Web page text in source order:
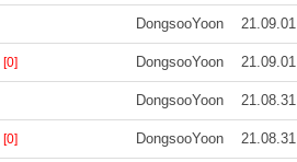
DongsooYoon 21.09.01
[0] DongsooYoon 21.09.01
DongsooYoon 21.08.31
[0] DongsooYoon 21.08.31